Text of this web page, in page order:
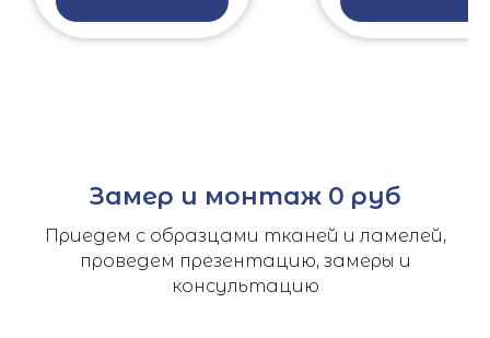
Замер и монтаж 0 руб
Приедем с образцами тканей и ламелей,
проведем презентацию, замеры и
консультацию